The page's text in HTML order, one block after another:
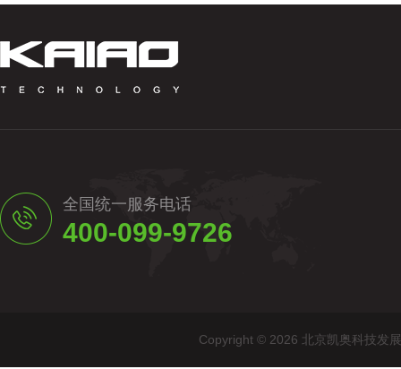
全国统一服务电话
400-099-9726
Copyright © 2026 北京凯奥科技发